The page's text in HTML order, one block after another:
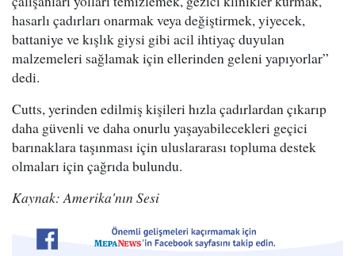
hasarlı çadırları onarmak veya değiştirmek, yiyecek,
battaniye ve kışlık giysi gibi acil ihtiyaç duyulan
malzemeleri sağlamak için ellerinden geleni yapıyorlar”
dedi.
Cutts, yerinden edilmiş kişileri hızla çadırlardan çıkarıp
daha güvenli ve daha onurlu yaşayabilecekleri geçici
barınaklara taşınması için uluslararası topluma destek
olmaları için çağrıda bulundu.
Kaynak: Amerika'nın Sesi